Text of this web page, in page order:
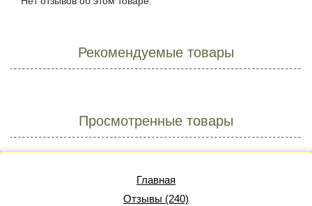
Рекомендуемые товары
Просмотренные товары
Главная
Отзывы (240)